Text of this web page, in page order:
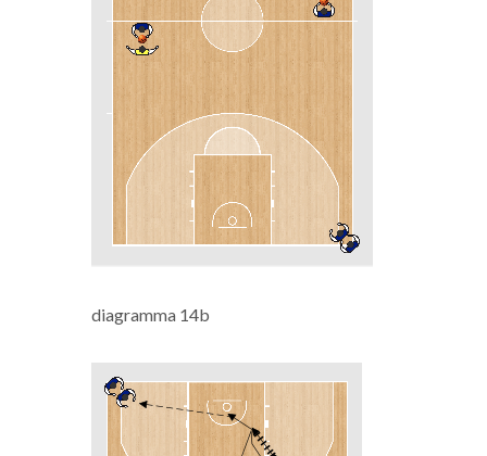
diagramma 14b